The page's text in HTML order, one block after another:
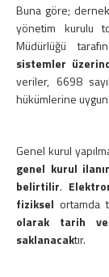
Bilgi Bankası
Vergi
SGK
TTK
Yargı Kararı
Kariyer
İletişim
Teklif İsteyin
Buna göre;
yönetim kurulu
Müdürlüğü
sistemler
veriler, 6698
hükümlerine
Genel kurul
genel kurul
belirtilir.
fiziksel ortamda
olarak tarih ve
saklanacaktır.